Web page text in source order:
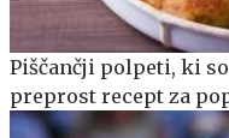
Piščančji polpeti, ki
preprost recept za